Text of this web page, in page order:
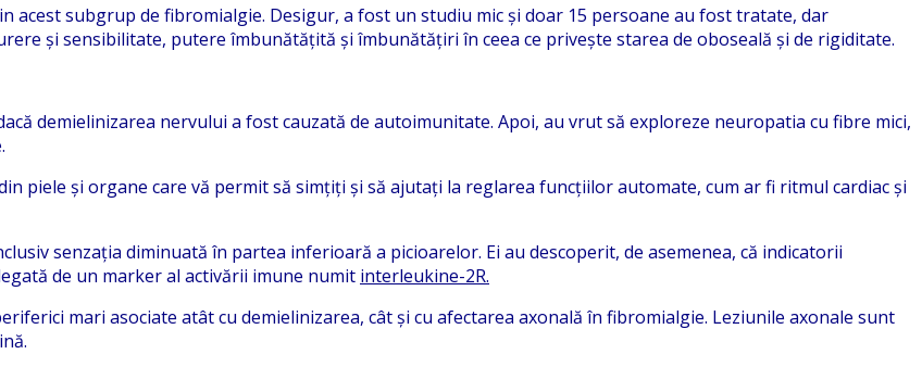
acest subgrup de fibromialgie. Desigur, a fost un studiu mic și doar 15 persoane au fost tratate, dar
și sensibilitate, putere îmbunătățită și îmbunătățiri în ceea ce privește starea de oboseală și de rigiditate.
demielinizarea nervului a fost cauzată de autoimunitate. Apoi, au vrut să exploreze neuropatia cu fibre mici,
piele și organe care vă permit să simțiți și să ajutați la reglarea funcțiilor automate, cum ar fi ritmul cardiac și
senzația diminuată în partea inferioară a picioarelor. Ei au descoperit, de asemenea, că indicatorii
de un marker al activării imune numit interleukine-2R.
mari asociate atât cu demielinizarea, cât și cu afectarea axonală în fibromialgie. Leziunile axonale sunt